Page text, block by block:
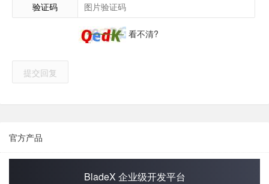
验证码
看不清?
提交回复
官方产品
BladeX 企业级开发平台